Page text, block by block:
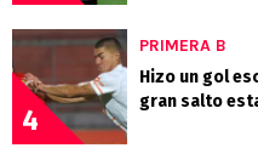
4
PRIMERA B
Hizo un gol
gran salto